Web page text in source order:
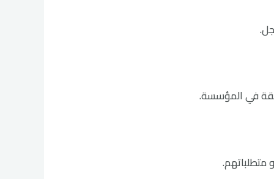
في المؤسسة.
متطلباتهم.